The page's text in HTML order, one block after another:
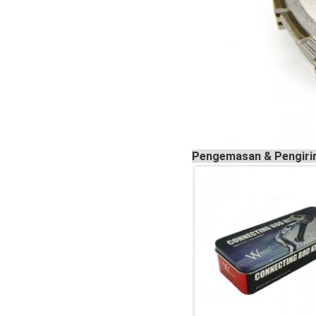
Pengemasan &